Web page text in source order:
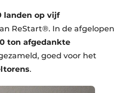
landen op vijf
ReStart®. In de afgelopen
ton afgedankte
goed voor het
.